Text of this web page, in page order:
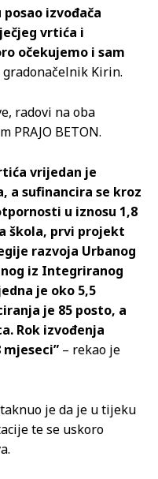
izvođača
vrtića i
očekujemo i sam
Kirin.
radovi na oba
PRAJO BETON.
vrijedan je
a sufinancira se kroz
u iznosu 1,8
škola, prvi projekt
razvoja Urbanog
iz Integriranog
je oko 5,5
je 85 posto, a
Rok izvođenja
– rekao je
je da je u tijeku
te se uskoro